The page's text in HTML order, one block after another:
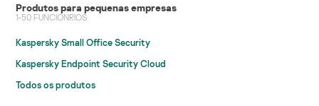
Produtos para pequenas empresas
1-50 FUNCIONRIOS
Kaspersky Small Office Security
Kaspersky Endpoint Security Cloud
Todos os produtos